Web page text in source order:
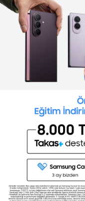
Sertifika
Yetenek Testleri
Toptalent Marka ve İnsan
Olarak 11 / 11 / 2024 - 10 /
Kurumu tarafından 05.11.2024
göstermektedir.Toptalent İş
ücret
Türkiye İş Kurumu İstanbul İl
ve İş